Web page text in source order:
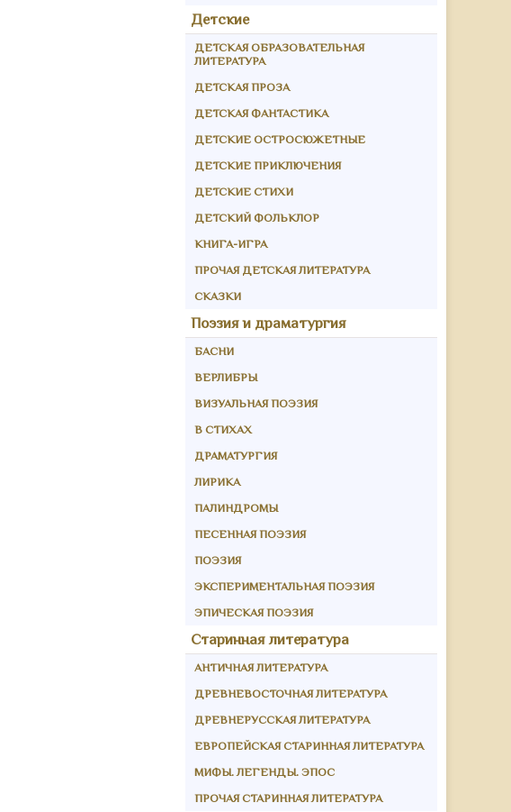
Детские
ДЕТСКАЯ ОБРАЗОВАТЕЛЬНАЯ
ЛИТЕРАТУРА
ДЕТСКАЯ ПРОЗА
ДЕТСКАЯ ФАНТАСТИКА
ДЕТСКИЕ ОСТРОСЮЖЕТНЫЕ
ДЕТСКИЕ ПРИКЛЮЧЕНИЯ
ДЕТСКИЕ СТИХИ
ДЕТСКИЙ ФОЛЬКЛОР
КНИГА-ИГРА
ПРОЧАЯ ДЕТСКАЯ ЛИТЕРАТУРА
СКАЗКИ
Поэзия и драматургия
БАСНИ
ВЕРЛИБРЫ
ВИЗУАЛЬНАЯ ПОЭЗИЯ
В СТИХАХ
ДРАМАТУРГИЯ
ЛИРИКА
ПАЛИНДРОМЫ
ПЕСЕННАЯ ПОЭЗИЯ
ПОЭЗИЯ
ЭКСПЕРИМЕНТАЛЬНАЯ ПОЭЗИЯ
ЭПИЧЕСКАЯ ПОЭЗИЯ
Старинная литература
АНТИЧНАЯ ЛИТЕРАТУРА
ДРЕВНЕВОСТОЧНАЯ ЛИТЕРАТУРА
ДРЕВНЕРУССКАЯ ЛИТЕРАТУРА
ЕВРОПЕЙСКАЯ СТАРИННАЯ ЛИТЕРАТУРА
МИФЫ. ЛЕГЕНДЫ. ЭПОС
ПРОЧАЯ СТАРИННАЯ ЛИТЕРАТУРА